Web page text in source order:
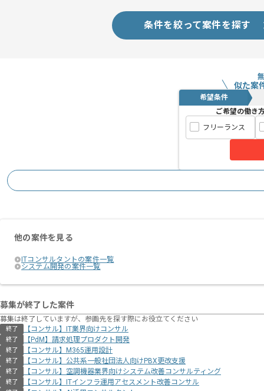
条件を絞って案件を探す
似た案
希望条件
ご希望の働き
フリーランス
他の案件を見る
ITコンサルタントの案件一覧
システム開発の案件一覧
募集が終了した案件
募集は終了していますが、参画先を探す際にお役立てください
終了 【コンサル】IT業界向けコンサル
終了 【PdM】請求処理プロダクト開発
終了 【コンサル】M365運用設計
終了 【コンサル】公共系一般社団法人向けPBX更改支援
終了 【コンサル】空調機器業界向けシステム改善コンサルティング
終了 【コンサル】ITインフラ運用アセスメント改善コンサル